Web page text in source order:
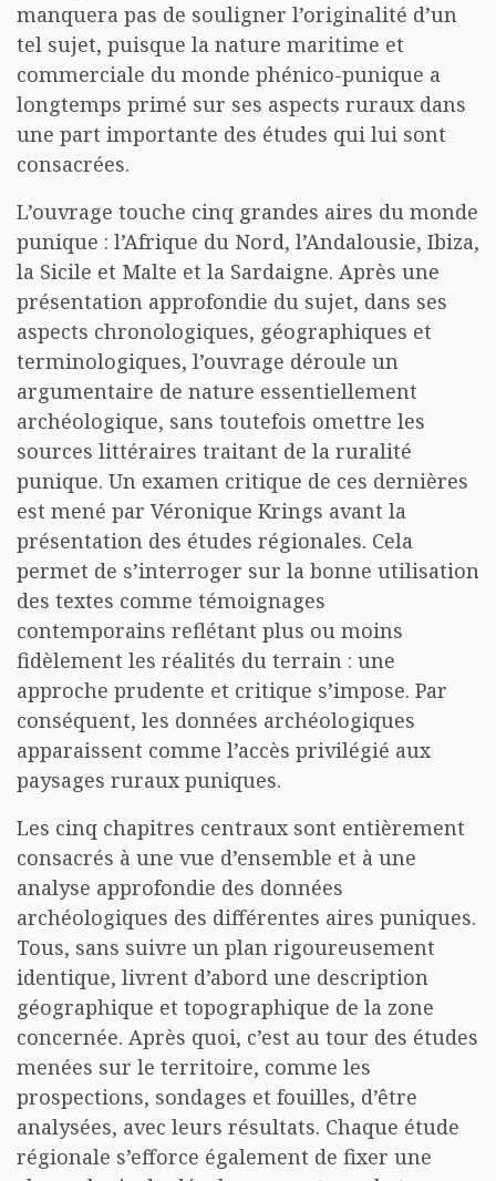
manquera pas de souligner l’originalité d’un
tel sujet, puisque la nature maritime et
commerciale du monde phénico-punique a
longtemps primé sur ses aspects ruraux dans
une part importante des études qui lui sont
consacrées.
L’ouvrage touche cinq grandes aires du monde
punique : l’Afrique du Nord, l’Andalousie, Ibiza,
la Sicile et Malte et la Sardaigne. Après une
présentation approfondie du sujet, dans ses
aspects chronologiques, géographiques et
terminologiques, l’ouvrage déroule un
argumentaire de nature essentiellement
archéologique, sans toutefois omettre les
sources littéraires traitant de la ruralité
punique. Un examen critique de ces dernières
est mené par Véronique Krings avant la
présentation des études régionales. Cela
permet de s’interroger sur la bonne utilisation
des textes comme témoignages
contemporains reflétant plus ou moins
fidèlement les réalités du terrain : une
approche prudente et critique s’impose. Par
conséquent, les données archéologiques
apparaissent comme l’accès privilégié aux
paysages ruraux puniques.
Les cinq chapitres centraux sont entièrement
consacrés à une vue d’ensemble et à une
analyse approfondie des données
archéologiques des différentes aires puniques.
Tous, sans suivre un plan rigoureusement
identique, livrent d’abord une description
géographique et topographique de la zone
concernée. Après quoi, c’est au tour des études
menées sur le territoire, comme les
prospections, sondages et fouilles, d’être
analysées, avec leurs résultats. Chaque étude
régionale s’efforce également de fixer une